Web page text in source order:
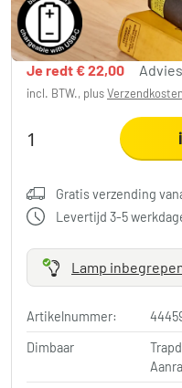
-55% € 17,99
Je redt€ 22,00
incl. BTW., plusVerzendkosten
Gratis verzending
Levertijd 3-5
Lamp
Artikelnummer:
Dimbaar